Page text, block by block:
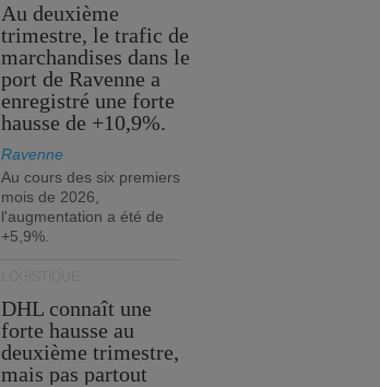
Au deuxième
trimestre, le trafic de
marchandises dans le
port de Ravenne a
enregistré une forte
hausse de +10,9%.
Ravenne
Au cours des six premiers
mois de 2026,
l'augmentation a été de
+5,9%.
DHL connaît une
forte hausse au
deuxième trimestre,
mais pas partout